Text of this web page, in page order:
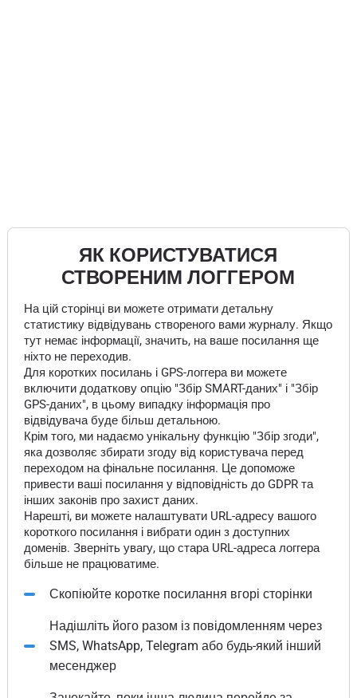
ЯК КОРИСТУВАТИСЯ
СТВОРЕНИМ ЛОГГЕРОМ
На цій сторінці ви можете отримати детальну
статистику відвідувань створеного вами журналу. Якщо
тут немає інформації, значить, на ваше посилання ще
ніхто не переходив.
Для коротких посилань і GPS-логгера ви можете
включити додаткову опцію "Збір SMART-даних" і "Збір
GPS-даних", в цьому випадку інформація про
відвідувача буде більш детальною.
Крім того, ми надаємо унікальну функцію "Збір згоди",
яка дозволяє збирати згоду від користувача перед
переходом на фінальне посилання. Це допоможе
привести ваші посилання у відповідність до GDPR та
інших законів про захист даних.
Нарешті, ви можете налаштувати URL-адресу вашого
короткого посилання і вибрати один з доступних
доменів. Зверніть увагу, що стара URL-адреса логгера
більше не працюватиме.
Скопіюйте коротке посилання вгорі сторінки
Надішліть його разом із повідомленням через
SMS, WhatsApp, Telegram або будь-який інший
месенджер